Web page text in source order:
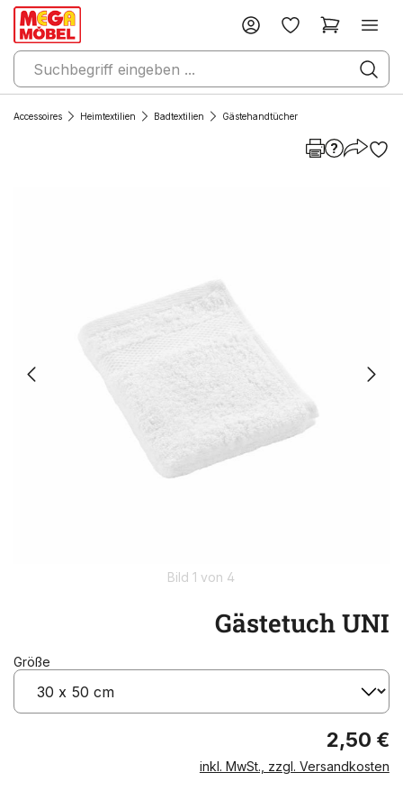
Accessoires Heimtextilien Badtextilien Gästehandtücher
Bild 1 von 4
Gästetuch UNI
Größe
2,50 €
inkl. MwSt., zzgl. Versandkosten